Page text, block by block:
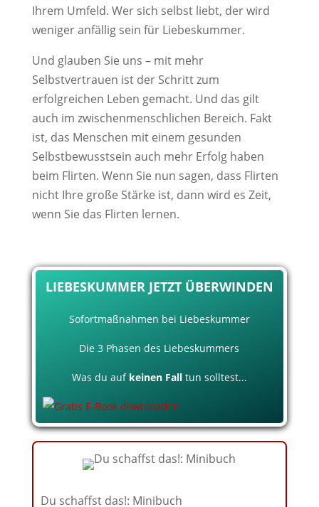
Ihrem Umfeld. Wer sich selbst liebt, der wird
weniger anfällig sein für Liebeskummer.
Und glauben Sie uns – mit mehr
Selbstvertrauen ist der Schritt zum
erfolgreichen Leben gemacht. Und das gilt
auch im zwischenmenschlichen Bereich. Fakt
ist, das Menschen mit einem gesunden
Selbstbewusstsein auch mehr Erfolg haben
beim Flirten. Wenn Sie nun sagen, dass Flirten
nicht Ihre große Stärke ist, dann wird es Zeit,
wenn Sie das Flirten lernen.
LIEBESKUMMER JETZT ÜBERWINDEN
Sofortmaßnahmen bei Liebeskummer
Die 3 Phasen des Liebeskummers
Was du auf keinen Falltun solltest...
Du schaffst das!: Minibuch